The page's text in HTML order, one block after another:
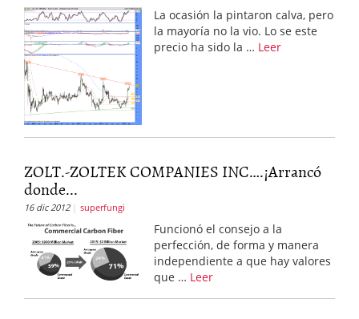
La ocasión la pintaron calva, pero
la mayoría no la vio. Lo se este
precio ha sido la … Leer
ZOLT.-ZOLTEK COMPANIES INC….¡Arrancó
donde...
16 dic 2012 superfungi
Funcionó el consejo a la
perfección, de forma y manera
independiente a que hay valores
que … Leer